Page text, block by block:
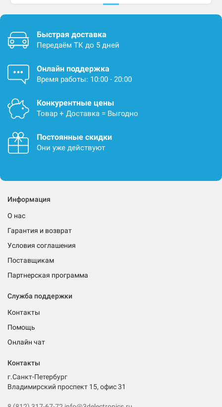
Быстрая доставка
Передаём ТК до 5 дней
Онлайн поддержка
Время работы: 10:00 - 20:00
Конкурентные цены
Товар + Доставка = Выгодно
Постоянные скидки
Они уже действуют
Информация
О нас
Гарантия и возврат
Условия соглашения
Поставщикам
Партнерская программа
Служба поддержки
Контакты
Помощь
Онлайн чат
Контакты
г.Санкт-Петербург
Владимирский проспект 15, офис 31